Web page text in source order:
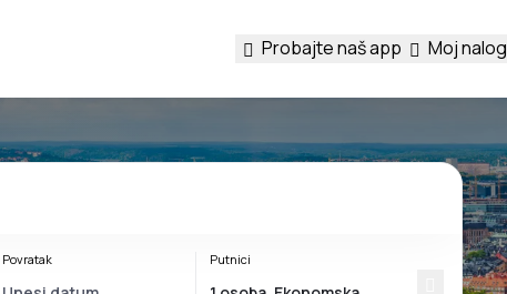
Probajte naš app Moj nalog
Povratak Putnici